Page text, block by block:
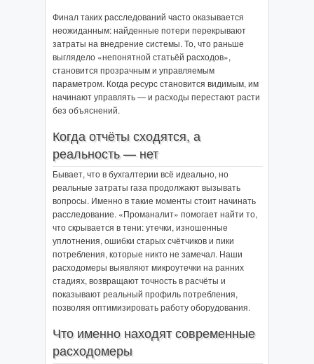
Финал таких расследований часто оказывается
неожиданным: найденные потери перекрывают
затраты на внедрение системы. То, что раньше
выглядело «непонятной статьёй расходов»,
становится прозрачным и управляемым
параметром. Когда ресурс становится видимым, им
начинают управлять — и расходы перестают расти
без объяснений.
Когда отчёты сходятся, а
реальность — нет
Бывает, что в бухгалтерии всё идеально, но
реальные затраты газа продолжают вызывать
вопросы. Именно в такие моменты стоит начинать
расследование. «Проманалит» помогает найти то,
что скрывается в тени: утечки, изношенные
уплотнения, ошибки старых счётчиков и пики
потребления, которые никто не замечал. Наши
расходомеры выявляют микроутечки на ранних
стадиях, возвращают точность в расчёты и
показывают реальный профиль потребления,
позволяя оптимизировать работу оборудования.
Что именно находят современные
расходомеры